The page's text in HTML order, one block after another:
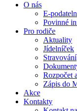
O nás
E-
Povinné
Pro rodiče
Aktuality
Jídelníček
Stravování
Rozpočet
Zápis do
Akce
Kontakty